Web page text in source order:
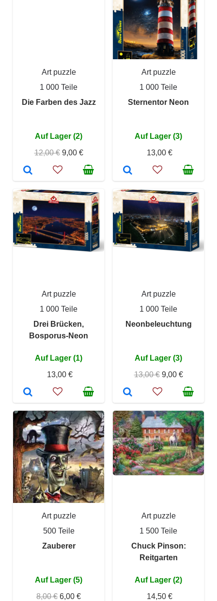
Art puzzle
1 000 Teile
Die Farben des Jazz
Auf Lager (2)
12,00 € 9,00 €
Art puzzle
1 000 Teile
Sternentor Neon
Auf Lager (3)
13,00 €
Art puzzle
1 000 Teile
Drei Brücken,
Bosporus-Neon
Auf Lager (1)
13,00 €
Art puzzle
1 000 Teile
Neonbeleuchtung
Auf Lager (3)
13,00 € 9,00 €
Art puzzle
500 Teile
Zauberer
Auf Lager (5)
8,00 € 6,00 €
Art puzzle
1 500 Teile
Chuck Pinson:
Reitgarten
Auf Lager (2)
14,50 €